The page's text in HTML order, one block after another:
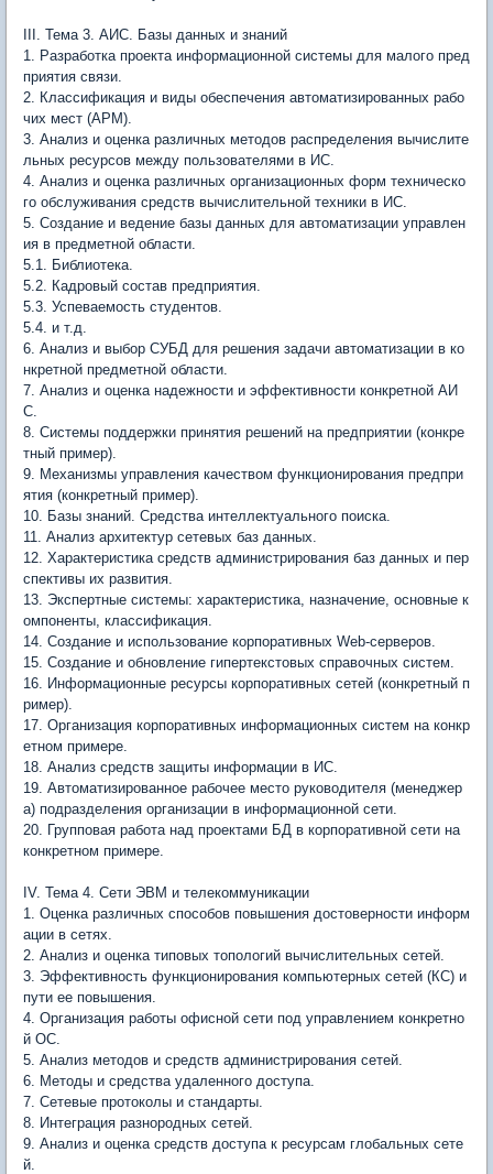
III. Тема 3. АИС. Базы данных и знаний
1. Разработка проекта информационной системы для малого пред
приятия связи.
2. Классификация и виды обеспечения автоматизированных рабо
чих мест (АРМ).
3. Анализ и оценка различных методов распределения вычислите
льных ресурсов между пользователями в ИС.
4. Анализ и оценка различных организационных форм техническо
го обслуживания средств вычислительной техники в ИС.
5. Создание и ведение базы данных для автоматизации управлен
ия в предметной области.
5.1. Библиотека.
5.2. Кадровый состав предприятия.
5.3. Успеваемость студентов.
5.4. и т.д.
6. Анализ и выбор СУБД для решения задачи автоматизации в ко
нкретной предметной области.
7. Анализ и оценка надежности и эффективности конкретной АИ
С.
8. Системы поддержки принятия решений на предприятии (конкре
тный пример).
9. Механизмы управления качеством функционирования предпри
ятия (конкретный пример).
10. Базы знаний. Средства интеллектуального поиска.
11. Анализ архитектур сетевых баз данных.
12. Характеристика средств администрирования баз данных и пер
спективы их развития.
13. Экспертные системы: характеристика, назначение, основные к
омпоненты, классификация.
14. Создание и использование корпоративных Web-серверов.
15. Создание и обновление гипертекстовых справочных систем.
16. Информационные ресурсы корпоративных сетей (конкретный п
ример).
17. Организация корпоративных информационных систем на конкр
етном примере.
18. Анализ средств защиты информации в ИС.
19. Автоматизированное рабочее место руководителя (менеджер
а) подразделения организации в информационной сети.
20. Групповая работа над проектами БД в корпоративной сети на
конкретном примере.
IV. Тема 4. Сети ЭВМ и телекоммуникации
1. Оценка различных способов повышения достоверности информ
ации в сетях.
2. Анализ и оценка типовых топологий вычислительных сетей.
3. Эффективность функционирования компьютерных сетей (КС) и
пути ее повышения.
4. Организация работы офисной сети под управлением конкретно
й ОС.
5. Анализ методов и средств администрирования сетей.
6. Методы и средства удаленного доступа.
7. Сетевые протоколы и стандарты.
8. Интеграция разнородных сетей.
9. Анализ и оценка средств доступа к ресурсам глобальных сете
й.